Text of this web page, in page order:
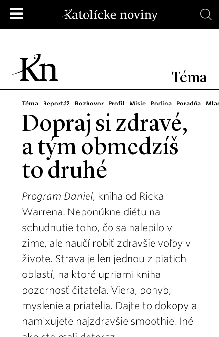
Téma
Téma Reportáž Rozhovor Profil Misie Rodina Poradňa
Dopraj si zdravé,
a tým obmedzíš
to druhé
Program Daniel, kniha od Ricka
Warrena. Neponúkne diétu na
schudnutie toho, čo sa nalepilo v
zime, ale naučí robiť zdravšie voľby v
živote. Strava je len jednou z piatich
oblastí, na ktoré upriami kniha
pozornosť čitateľa. Viera, pohyb,
myslenie a priatelia. Dajte to dokopy a
namixujete najzdravšie smoothie. Iné